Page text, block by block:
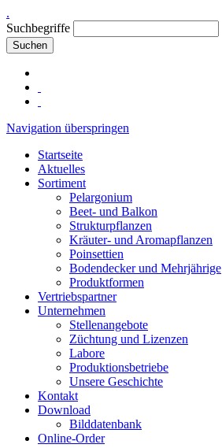
.
Suchbegriffe
Suchen
Navigation überspringen
Startseite
Aktuelles
Sortiment
Pelargonium
Beet- und Balkon
Strukturpflanzen
Kräuter- und Aromapflanzen
Poinsettien
Bodendecker und Mehrjährige
Produktformen
Vertriebspartner
Unternehmen
Stellenangebote
Züchtung und Lizenzen
Labore
Produktionsbetriebe
Unsere Geschichte
Kontakt
Download
Bilddatenbank
Online-Order